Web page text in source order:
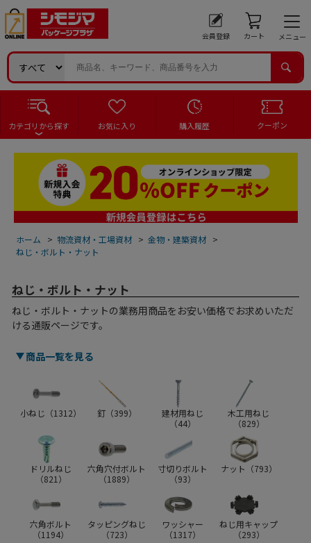
会員登録 カート メニュー
カテゴリから探す お気に入り 購入履歴 クーポン
ホーム > 物流資材・工場資材 > 金物・建築資材 >
ねじ・ボルト・ナット
ねじ・ボルト・ナット
ねじ・ボルト・ナットの業務用商品をお安い価格でお求めいただ
ける通販ページです。
商品一覧を見る
小ねじ（1312） 釘（399）
建材用ねじ
（44）
木工用ねじ
（829）
ドリルねじ
（821 ）
六角穴付ボルト
（1889）
寸切りボルト
（93）
ナット（793）
六角ボルト
（1194）
タッピングねじ
（723）
ワッシャー
（1317）
ねじ用キャップ
（293）